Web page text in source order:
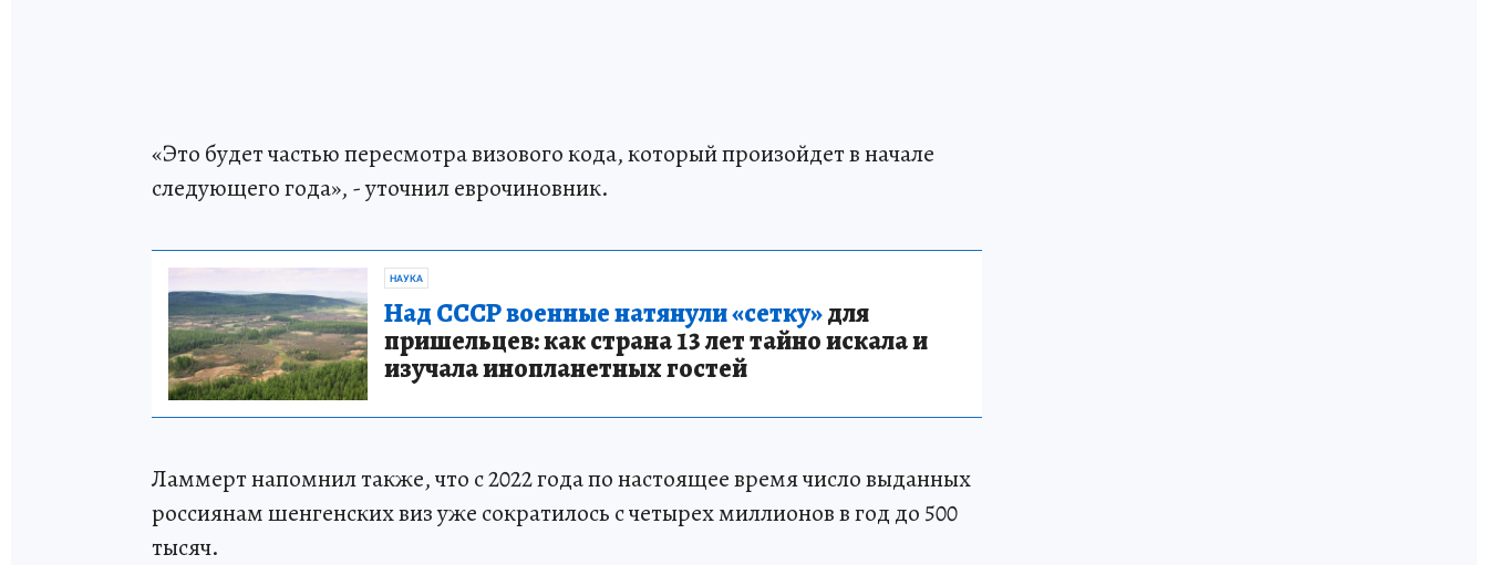
«Это будет частью пересмотра визового кода, который произойдет в начале
следующего года», - уточнил еврочиновник.
НАУКА
Над СССР военные натянули «сетку»для
пришельцев: как страна 13 лет тайно искала и
изучала инопланетных гостей
Ламмерт напомнил также, что с 2022 года по настоящее время число выданных
россиянам шенгенских виз уже сократилось с четырех миллионов в год до 500
тысяч.